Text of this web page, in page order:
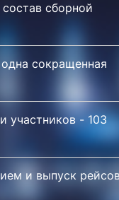
сборной
сокращенная
участников - 103
и выпуск